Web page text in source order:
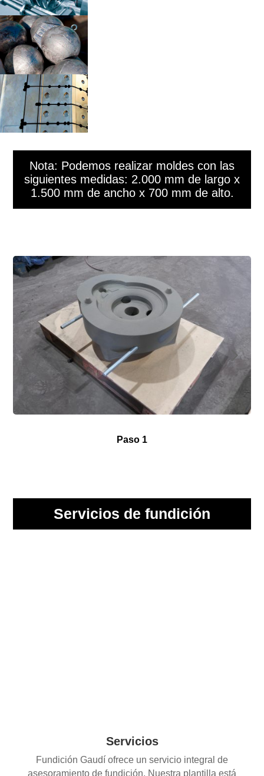
Nota: Podemos realizar moldes con las
siguientes medidas: 2.000 mm de largo x
1.500 mm de ancho x 700 mm de alto.
Paso 1
Servicios de fundición
Servicios
Fundición Gaudí ofrece un servicio integral de
asesoramiento de fundición. Nuestra plantilla está